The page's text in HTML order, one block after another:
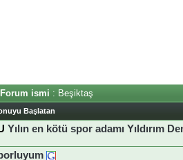
ismi : Beşiktaş
Başlatan
Yılın en kötü spor adamı Yıldırım